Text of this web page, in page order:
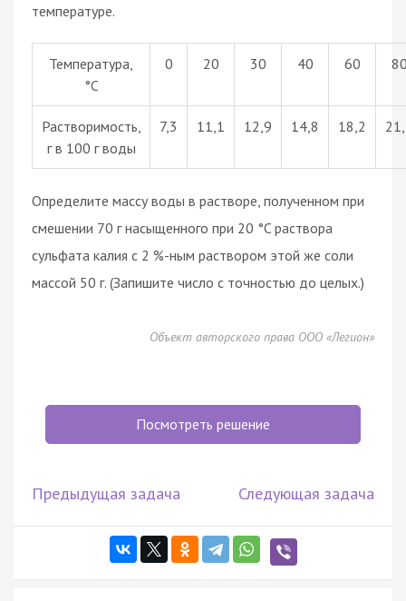
температуре.
Температура,
°С
0 20 30 40 60
Растворимость,
г в 100 г воды
7,3 11,1 12,9 14,8 18,2
Определите массу воды в растворе, полученном при
смешении 70 г насыщенного при 20 °C раствора
сульфата калия с 2 %-ным раствором этой же соли
массой 50 г. (Запишите число с точностью до целых.)
Объект авторского права ООО «Легион»
Посмотреть решение
Предыдущая задача Следующая задача